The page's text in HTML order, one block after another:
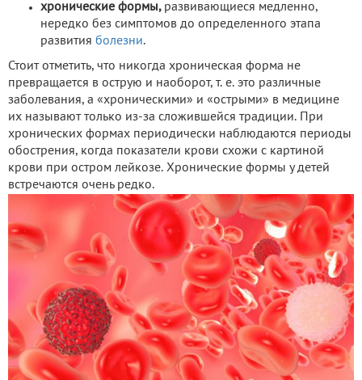
хронические формы,развивающиеся медленно,
нередко без симптомов до определенного этапа
развития болезни.
Стоит отметить, что никогда хроническая форма не
превращается в острую и наоборот, т. е. это различные
заболевания, а «хроническими» и «острыми» в медицине
их называют только из-за сложившейся традиции. При
хронических формах периодически наблюдаются периоды
обострения, когда показатели крови схожи с картиной
крови при остром лейкозе. Хронические формы у детей
встречаются очень редко.